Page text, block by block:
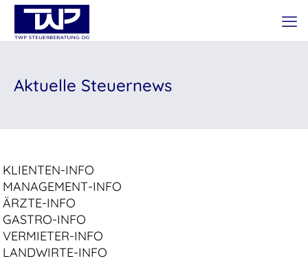
Aktuelle Steuernews
KLIENTEN-INFO
MANAGEMENT-INFO
ÄRZTE-INFO
GASTRO-INFO
VERMIETER-INFO
LANDWIRTE-INFO